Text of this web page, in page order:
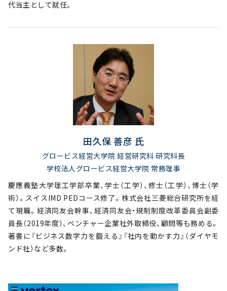
代当主として就任。
田久保 善彦 氏
グロービス経営大学院 経営研究科 研究科長
学校法人グロービス経営大学院 常務理事
慶應義塾大学理工学部卒業、学士（工学）、修士（工学）、博士（学
術）。スイスIMD PEDコース修了。株式会社三菱総合研究所を経
て現職。経済同友会幹事、経済同友会・規制制度改革委員会副委
員長（2019年度）、ベンチャー企業社外取締役、顧問等も務める。
著書に『ビジネス数字力を鍛える』『社内を動かす力』（ダイヤモ
ンド社）など多数。